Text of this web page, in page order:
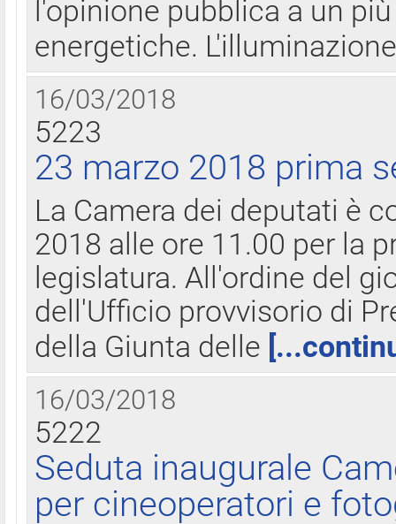
l'opinione pubblica a un
energetiche.
16/03/2018
5223
23 marzo 2018 prima
La Camera dei deputati è
2018 alle ore 11.00 per la
legislatura. All'ordine del
dell'Ufficio provvisorio di
della Giunta delle
16/03/2018
5222
Seduta inaugurale
per cineoperatori e